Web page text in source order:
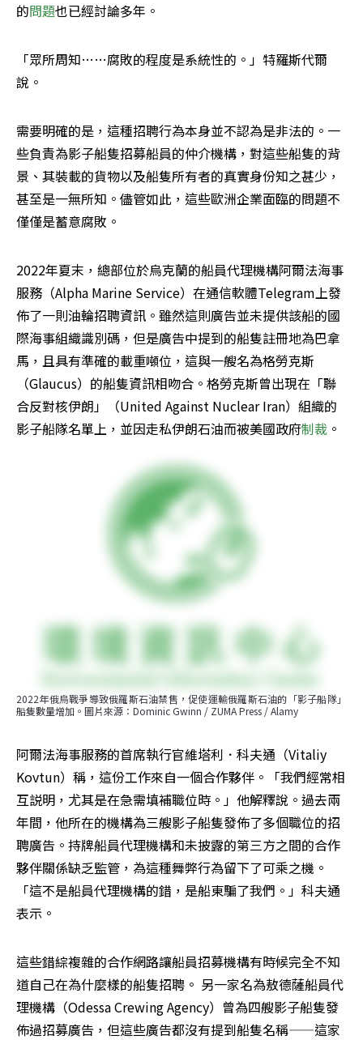
的問題也已經討論多年。
「眾所周知……腐敗的程度是系統性的。」特羅斯代爾
說。
需要明確的是，這種招聘行為本身並不認為是非法的。一
些負責為影子船隻招募船員的仲介機構，對這些船隻的背
景、其裝載的貨物以及船隻所有者的真實身份知之甚少，
甚至是一無所知。儘管如此，這些歐洲企業面臨的問題不
僅僅是蓄意腐敗。
2022年夏末，總部位於烏克蘭的船員代理機構阿爾法海事
服務（Alpha Marine Service）在通信軟體Telegram上發
佈了一則油輪招聘資訊。雖然這則廣告並未提供該船的國
際海事組織識別碼，但是廣告中提到的船隻註冊地為巴拿
馬，且具有準確的載重噸位，這與一艘名為格勞克斯
（Glaucus）的船隻資訊相吻合。格勞克斯曾出現在「聯
合反對核伊朗」（United Against Nuclear Iran）組織的
影子船隊名單上，並因走私伊朗石油而被美國政府制裁 。
2022年俄烏戰爭導致俄羅斯石油禁售，促使運輸俄羅斯石油的「影子船隊」
船隻數量增加。圖片來源：Dominic Gwinn / ZUMA Press / Alamy
阿爾法海事服務的首席執行官維塔利．科夫通（Vitaliy
Kovtun）稱，這份工作來自一個合作夥伴。「我們經常相
互説明，尤其是在急需填補職位時。」他解釋說。過去兩
年間，他所在的機構為三艘影子船隻發佈了多個職位的招
聘廣告。持牌船員代理機構和未披露的第三方之間的合作
夥伴關係缺乏監管，為這種舞弊行為留下了可乘之機。
「這不是船員代理機構的錯，是船東騙了我們。」科夫通
表示。
這些錯綜複雜的合作網路讓船員招募機構有時候完全不知
道自己在為什麼樣的船隻招聘。 另一家名為敖德薩船員代
理機構（Odessa Crewing Agency）曾為四艘影子船隻發
佈過招募廣告，但這些廣告都沒有提到船隻名稱——這家